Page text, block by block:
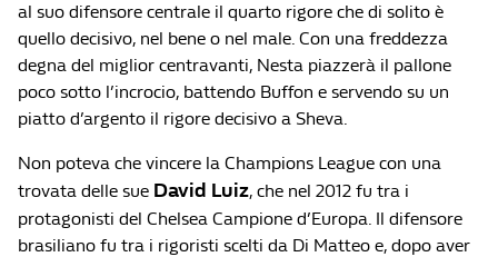
al suo difensore centrale il quarto rigore che di solito è
quello decisivo, nel bene o nel male. Con una freddezza
degna del miglior centravanti, Nesta piazzerà il pallone
poco sotto l’incrocio, battendo Buffon e servendo su un
piatto d’argento il rigore decisivo a Sheva.
Non poteva che vincere la Champions League con una
trovata delle sue David Luiz, che nel 2012 fu tra i
protagonisti del Chelsea Campione d’Europa. Il difensore
brasiliano fu tra i rigoristi scelti da Di Matteo e, dopo aver